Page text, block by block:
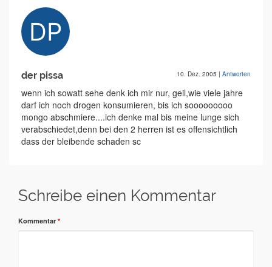
der pissa 10. Dez. 2005 | Antworten
wenn ich sowatt sehe denk ich mir nur, geil,wie viele jahre
darf ich noch drogen konsumieren, bis ich sooooooooo
mongo abschmiere....ich denke mal bis meine lunge sich
verabschiedet,denn bei den 2 herren ist es offensichtlich
dass der bleibende schaden sc
Schreibe einen Kommentar
Kommentar *